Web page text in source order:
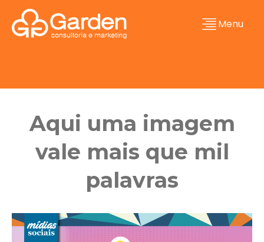
Menu
Aqui uma imagem
vale mais que mil
palavras